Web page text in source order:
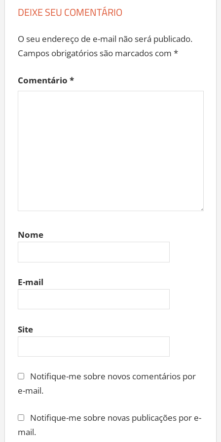
DEIXE SEU COMENTÁRIO
O seu endereço de e-mail não será publicado.
Campos obrigatórios são marcados com *
Comentário *
Nome
E-mail
Site
Notifique-me sobre novos comentários por
e-mail.
Notifique-me sobre novas publicações por e-
mail.